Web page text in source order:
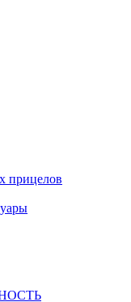
прицелов